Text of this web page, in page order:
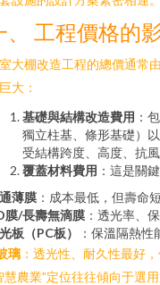
、 工程價格的
大棚改造工程的總價通常
大：
基礎與結構改造費用 ：
獨立柱基、條形基礎）
受結構跨度、高度、抗
覆蓋材料費用 ：這是關
薄膜 ：成本最低，但壽命
膜/長壽無滴膜 ：透光率、
板（PC板）
：保溫隔熱性
璃 ：透光性、耐久性最好
慧農業”定位往往傾向于選